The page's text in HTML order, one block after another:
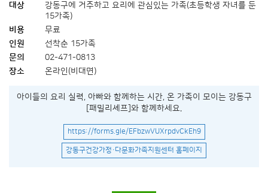
대상
강동구에 거주하고 요리에 관심있는 가족(초등학생 자녀를 둔
15가족)
비용
무료
인원
선착순 15가족
문의
02-471-0813
장소
온라인(비대면)
아이들의 요리 실력, 아빠와 함께하는 시간, 온 가족이 모이는 강동구
[패밀리셰프]와 함께하세요.
https://forms.gle/EFbzwVUXrpdvCkEh9
강동구건강가정·다문화가족지원센터 홈페이지